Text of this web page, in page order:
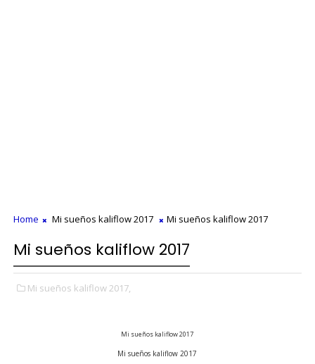
Home Mi sueños kaliflow 2017 Mi sueños kaliflow 2017
Mi sueños kaliflow 2017
Mi sueños kaliflow 2017,
Mi sueños kaliflow 2017
Mi sueños kaliflow 2017